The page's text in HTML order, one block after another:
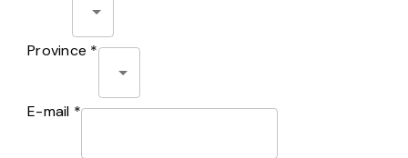
Province *
E-mail *